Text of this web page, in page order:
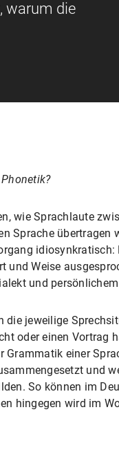
warum die
wie Sprachlaute
Sprache übertragen
idiosynkratisch:
und Weise
und
die jeweilige
oder einen Vortrag
einer
und
So können im
hingegen wird im